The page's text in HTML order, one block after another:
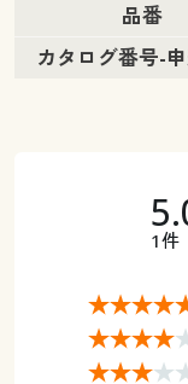
品番
カタログ番号-
1件